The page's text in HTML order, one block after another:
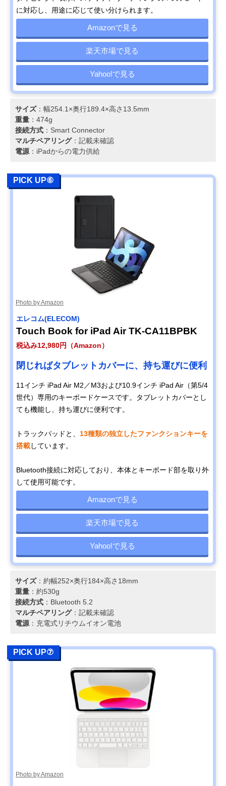
に対応し、用途に応じて使い分けられます。
Amazonで見る
楽天市場で見る
Yahoo!で見る
サイズ：幅254.1×奥行189.4×高さ13.5mm
重量 ：474g
接続方式 ：Smart Connector
マルチペアリング：記載未確認
電源 ：iPadからの電力供給
PICK UP⑥
Photo by Amazon
エレコム(ELECOM)
Touch Book for iPad Air TK-CA11BPBK
税込み12,980円（Amazon）
閉じればタブレットカバーに、持ち運びに便利
11インチ iPad Air M2／M3および10.9インチ iPad Air（第5/4
世代）専用のキーボードケースです。タブレットカバーとし
ても機能し、持ち運びに便利です。
トラックパッドと、 13種類の独立したファンクションキーを
搭載しています。
Bluetooth接続に対応しており、本体とキーボード部を取り外
して使用可能です。
Amazonで見る
楽天市場で見る
Yahoo!で見る
サイズ：約幅252×奥行184×高さ18mm
重量 ：約530g
接続方式 ：Bluetooth 5.2
マルチペアリング：記載未確認
電源 ：充電式リチウムイオン電池
PICK UP⑦
Photo by Amazon